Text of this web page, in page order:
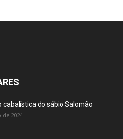
cabalística do sábio Salomão
de 2024